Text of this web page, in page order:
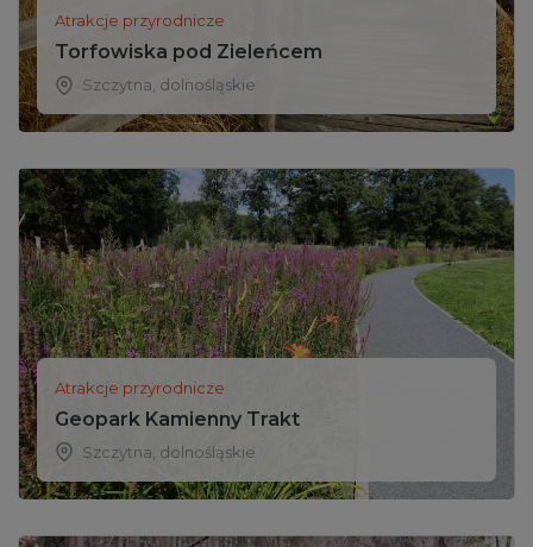
Atrakcje przyrodnicze
Torfowiska pod Zieleńcem
Szczytna, dolnośląskie
Atrakcje przyrodnicze
Geopark Kamienny Trakt
Szczytna dolnośląskie